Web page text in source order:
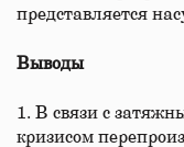
представляется
Выводы
1. В связи с
кризисом